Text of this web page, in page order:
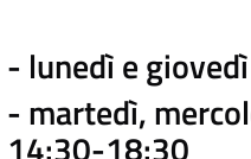
- lunedì e
- martedì,
14:30-18:30